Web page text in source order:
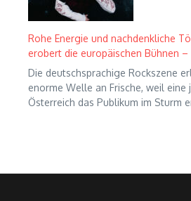
Rohe Energie und nachdenkliche
erobert die europäischen Bühnen
Die deutschsprachige Rockszene
enorme Welle an Frische, weil eine
Österreich das Publikum im Sturm